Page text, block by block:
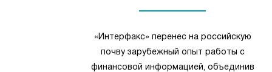
«Интерфакс» перенес на российскую
почву зарубежный опыт работы с
финансовой информацией, объединив